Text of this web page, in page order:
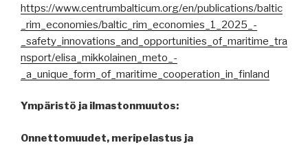
https://www.centrumbalticum.org/en/publications/baltic
_rim_economies/baltic_rim_economies_1_2025_-
_safety_innovations_and_opportunities_of_maritime_tra
nsport/elisa_mikkolainen_meto_-
_a_unique_form_of_maritime_cooperation_in_finland
Ympäristö ja ilmastonmuutos:
Onnettomuudet, meripelastus ja